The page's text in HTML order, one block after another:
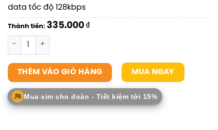
data tốc độ 128kbps
Thành tiền: 335.000 ₫
SIM Châu Âu Đa Quốc Gia số lượng
THÊM VÀO GIỎ HÀNG MUA NGAY
Mua sim cho đoàn - Tiết kiệm tới 15%